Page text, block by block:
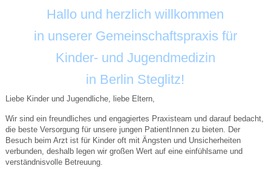
Hallo und herzlich willkommen
in unserer Gemeinschaftspraxis für
Kinder- und Jugendmedizin
in Berlin Steglitz!
Liebe Kinder und Jugendliche, liebe Eltern,
Wir sind ein freundliches und engagiertes Praxisteam und darauf bedacht,
die beste Versorgung für unsere jungen PatientInnen zu bieten. Der
Besuch beim Arzt ist für Kinder oft mit Ängsten und Unsicherheiten
verbunden, deshalb legen wir großen Wert auf eine einfühlsame und
verständnisvolle Betreuung.